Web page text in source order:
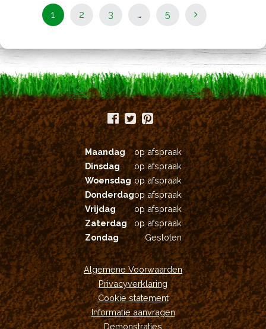
Berichten
navigatie
Pagina
1 Pagina
2 Pagina
3 … Pagina
5
Maandag
op afspraak
Dinsdag
op afspraak
Woensdag op afspraak
Donderdagop afspraak
Vrijdag
op afspraak
Zaterdag
op afspraak
Zondag
Gesloten
Algemene Voorwaarden
Privacyverklaring
Cookie statement
Informatie aanvragen
Demonstraties